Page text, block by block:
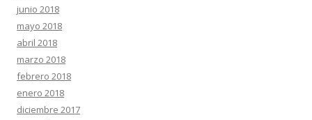
junio 2018
mayo 2018
abril 2018
marzo 2018
febrero 2018
enero 2018
diciembre 2017